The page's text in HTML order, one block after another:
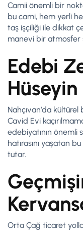
Camii önemli bir
bu cami, hem yerli
taş işçiliği ile dikkat
manevi bir atmosfer
Edebi
Nahçıvan’da
Cavid Evi
edebiyatının önemli
hatırasını yaşatan
tutar.
Orta Çağ ticaret